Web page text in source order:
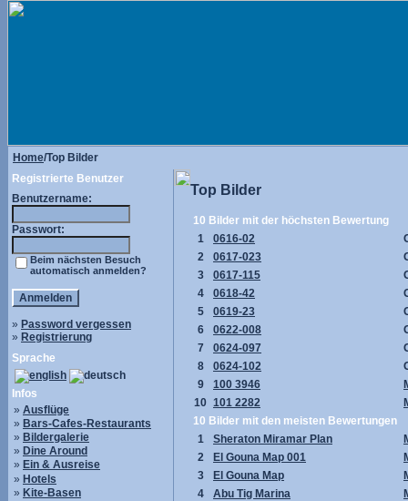
Home/Top Bilder
Registrierte Benutzer
Benutzername:
Passwort:
Beim nächsten Besuch
automatisch anmelden?
» Password vergessen
» Registrierung
Sprache
Infos
» Ausflüge
» Bars-Cafes-Restaurants
» Bildergalerie
» Dine Around
» Ein & Ausreise
» Hotels
» Kite-Basen
Top Bilder
10 Bilder mit der höchsten Bewertung
1
0616-02
2
0617-023
3
0617-115
4
0618-42
5
0619-23
6
0622-008
7
0624-097
8
0624-102
9
100 3946
10 101 2282
10 Bilder mit den meisten Bewertungen
1
Sheraton Miramar Plan
2
El Gouna Map 001
3
El Gouna Map
4
Abu Tig Marina